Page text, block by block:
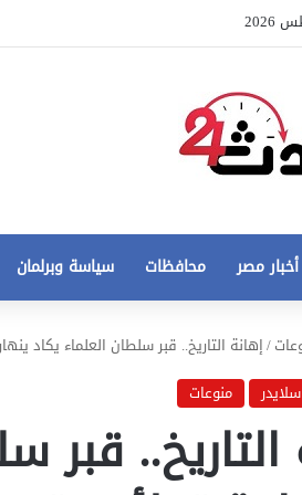
أخبار مصر محافظات سياسة وبرلمان
/إهانة التاريخ.. قبر سلطان العلماء يكاد ينهار
سلايدر منوعات
التاريخ.. قبر
عاجل
جديدة
في
أزمة
مخالفات
12 أغسطس، 2020
عاجل تطورات جديدة في